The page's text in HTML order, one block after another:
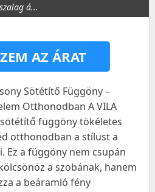
szalag á...
AZ ÁRAT
Sötétítő Függöny –
Otthonodban A VILA
függöny tökéletes
otthonodban a stílust a
Ez a függöny nem csupán
a szobának, hanem
a beáramló fény